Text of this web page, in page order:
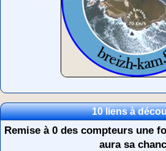
10 liens à
Remise à 0 des compteurs une
aura sa